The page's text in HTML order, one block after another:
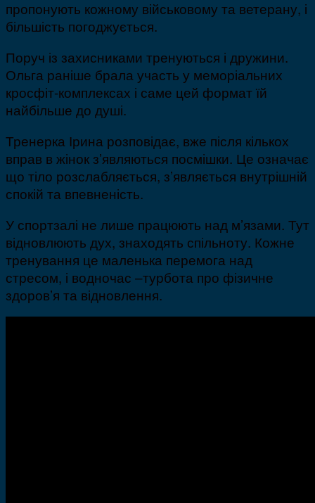
пропонують кожному військовому та ветерану, і
більшість погоджується.
Поруч із захисниками тренуються і дружини.
Ольга раніше брала участь у меморіальних
кросфіт-комплексах і саме цей формат їй
найбільше до душі.
Тренерка Ірина розповідає, вже після кількох
вправ в жінок з’являються посмішки. Це означає
що тіло розслабляється, з’являється внутрішній
спокій та впевненість.
У спортзалі не лише працюють над м’язами. Тут
відновлюють дух, знаходять спільноту. Кожне
тренування це маленька перемога над
стресом, і водночас –турбота про фізичне
здоров’я та відновлення.